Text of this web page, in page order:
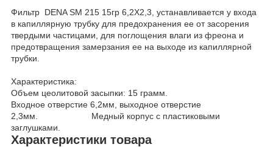
Фильтр DENA SM 215 15гр 6,2X2,3, устанавливается у входа
в капиллярную трубку для предохранения ее от засорения
твердыми частицами, для поглощения влаги из фреона и
предотвращения замерзания ее на выходе из капиллярной
трубки.
Характеристика:
Объем цеолитовой засыпки: 15 грамм.
Входное отверстие 6,2мм, выходное отверстие
2,3мм. Медный корпус с пластиковыми
заглушками.
Характеристики товара